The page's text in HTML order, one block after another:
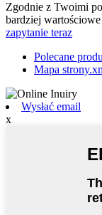
Zgodnie z Twoimi
bardziej
zapytanie teraz
Polecane
Mapa
Wysłać email
x